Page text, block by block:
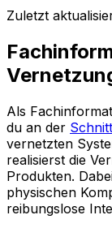
Zuletzt
Als
du an der
vernetzten
realisierst die
Produkten.
physischen
reibungslose